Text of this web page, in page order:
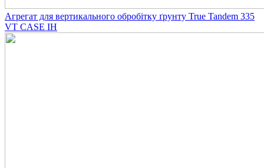
Агрегат для вертикального обробітку ґрунту True Tandem 335
VT CASE IH